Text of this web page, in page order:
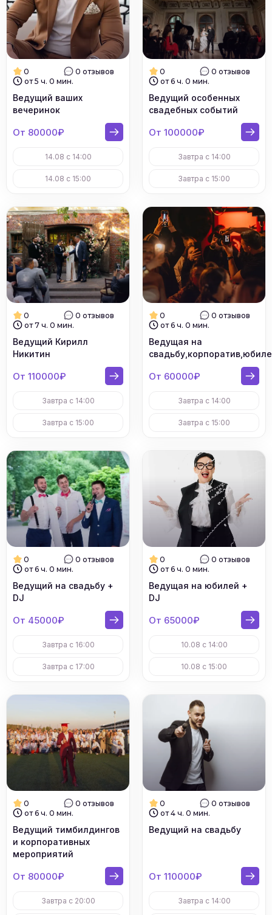
0
0 отзывов
от 5 ч. 0 мин.
Ведущий ваших
вечеринок
От 80000₽
14.08 с 14:00
14.08 с 15:00
0
0 отзывов
от 6 ч. 0 мин.
Ведущий особенных
свадебных событий
От 100000₽
Завтра с 14:00
Завтра с 15:00
0
0 отзывов
от 7 ч. 0 мин.
Ведущий Кирилл
Никитин
От 110000₽
Завтра с 14:00
Завтра с 15:00
0
0 отзывов
от 6 ч. 0 мин.
Ведущая на
От 60000₽
Завтра с 14:00
Завтра с 15:00
0
0 отзывов
от 6 ч. 0 мин.
Ведущий на свадьбу +
DJ
От 45000₽
Завтра с 16:00
Завтра с 17:00
0
0 отзывов
от 6 ч. 0 мин.
Ведущая на юбилей +
DJ
От 65000₽
10.08 с 14:00
10.08 с 15:00
0
0 отзывов
от 6 ч. 0 мин.
Ведущий тимбилдингов
и корпоративных
мероприятий
От 80000₽
Завтра с 20:00
0
0 отзывов
от 4 ч. 0 мин.
Ведущий на свадьбу
От 110000₽
Завтра с 14:00